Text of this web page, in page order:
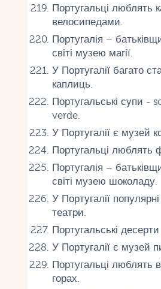
Португальці люблять
велосипедами.
Португалія –
світі музею магії.
У Португалії багато
каплиць.
Португальські супи -
verde.
У Португалії є музей
Португальці люблять
Португалія –
світі музею шоколаду.
У Португалії
театри.
Португальські
У Португалії є музей
Португальці люблять
горах.